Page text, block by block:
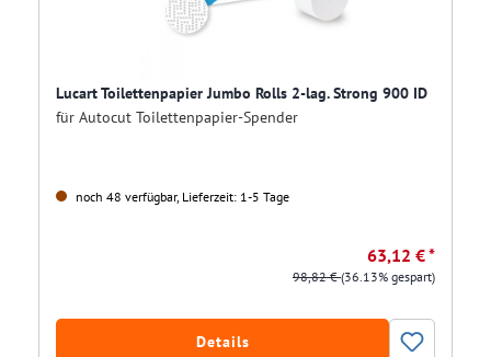
Lucart Toilettenpapier Jumbo Rolls 2-lag. Strong 900 ID
für Autocut Toilettenpapier-Spender
noch 48 verfügbar, Lieferzeit: 1-5 Tage
63,12 € *
98,82 €(36.13% gespart)
Details